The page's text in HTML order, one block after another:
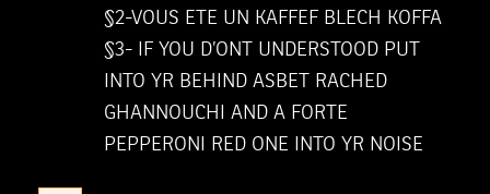
§2-VOUS ETE UN KAFFEF BLECH KOFFA
§3- IF YOU D’ONT UNDERSTOOD PUT
INTO YR BEHIND ASBET RACHED
GHANNOUCHI AND A FORTE
PEPPERONI RED ONE INTO YR NOISE